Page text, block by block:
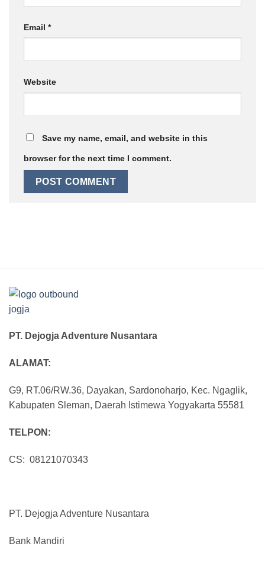
Email *
Website
Save my name, email, and website in this
browser for the next time I comment.
PT. Dejogja Adventure Nusantara
ALAMAT:
G9, RT.06/RW.36, Dayakan, Sardonoharjo, Kec. Ngaglik,
Kabupaten Sleman, Daerah Istimewa Yogyakarta 55581
TELPON:
CS: 08121070343
PT. Dejogja Adventure Nusantara
Bank Mandiri